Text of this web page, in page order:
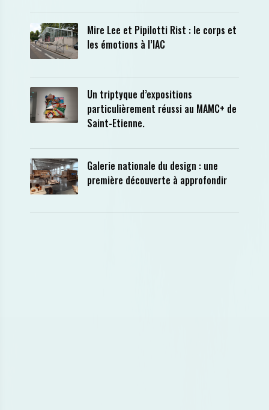
Mire Lee et Pipilotti Rist : le corps et
les émotions à l’IAC
Un triptyque d’expositions
particulièrement réussi au MAMC+ de
Saint-Etienne.
Galerie nationale du design : une
première découverte à approfondir